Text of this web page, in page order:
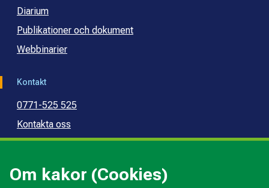
Om kakor (Cookies)
Diarium
Publikationer och dokument
Webbinarier
Kontakt
0771-525 525
Kontakta oss
Press
Kommunal budget- och skuldrådgivning